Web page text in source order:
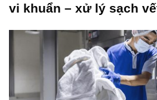
vi khuẩn – xử lý sạch